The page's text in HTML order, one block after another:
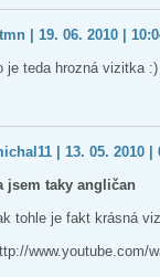
| 19. 06. 2010 |
je teda hrozná vizitka :)
| 13. 05. 2010 |
jsem taky angličan
tohle je fakt krásná
www.youtube.com/